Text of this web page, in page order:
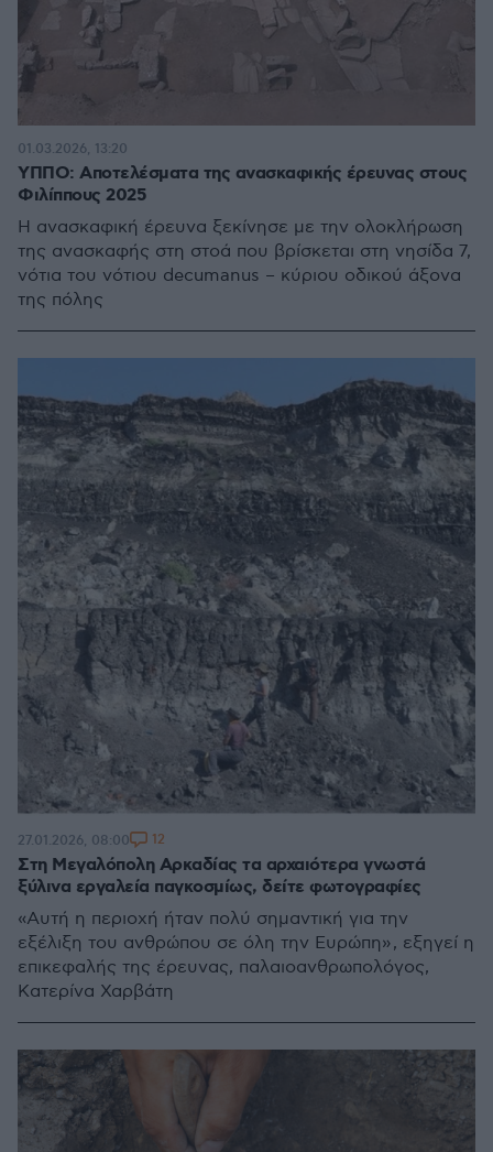
ΥΠΠΟ: Αποτελέσματα της ανασκαφικής έρευνας στους
Φιλίππους 2025
Η ανασκαφική έρευνα ξεκίνησε με την ολοκλήρωση
της ανασκαφής στη στοά που βρίσκεται στη νησίδα 7,
νότια του νότιου decumanus – κύριου οδικού άξονα
της πόλης
01.03.2026, 13:20
Στη Μεγαλόπολη Αρκαδίας τα αρχαιότερα γνωστά
ξύλινα εργαλεία παγκοσμίως, δείτε φωτογραφίες
«Αυτή η περιοχή ήταν πολύ σημαντική για την
εξέλιξη του ανθρώπου σε όλη την Ευρώπη» , εξηγεί η
επικεφαλής της έρευνας, παλαιοανθρωπολόγος,
Κατερίνα Χαρβάτη
27.01.2026, 08:00 12